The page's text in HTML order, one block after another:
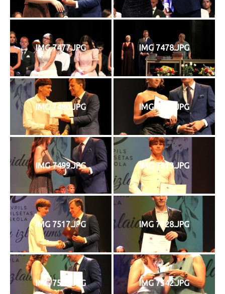
IMG 7477.JPG IMG 7478.JPG
IMG 7480.JPG IMG 7489.JPG
IMG 7499.JPG IMG 7513.JPG
IMG 7517.JPG IMG 7528.JPG
IMG 7532.JPG IMG 7542.JPG